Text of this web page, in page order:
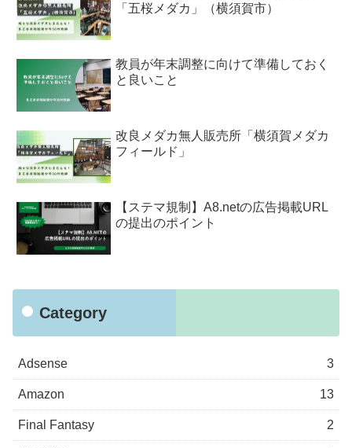
「五桜メダカ」（横須賀市）
教員が年末調整に向けて準備しておく
と良いこと
改良メダカ無人販売所「横須賀メダカ
フィールド」
【ステマ規制】A8.netの広告掲載URL
の提出のポイント
Category
Adsense 3
Amazon 13
Final Fantasy 2